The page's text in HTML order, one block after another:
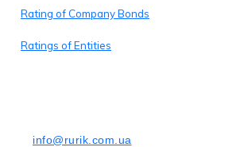
Rating of Company Bonds
Ratings of Entities
info@rurik.com.ua